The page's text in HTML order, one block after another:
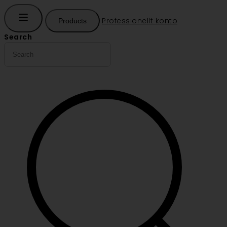
Products
Professionellt konto
Search